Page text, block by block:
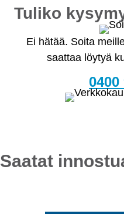
Tuliko
Ei hätää. Soita
saattaa löytyä
0400
Saatat